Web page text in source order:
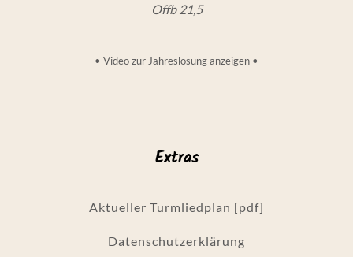
Offb 21,5
• Video zur Jahreslosung anzeigen •
Extras
Aktueller Turmliedplan [pdf]
Datenschutzerklärung